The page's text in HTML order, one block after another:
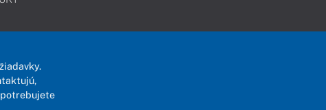
potrebujete